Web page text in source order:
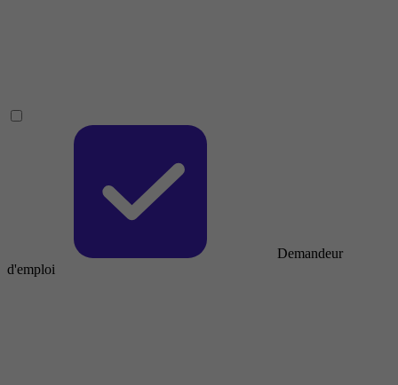
Demandeur
d'emploi